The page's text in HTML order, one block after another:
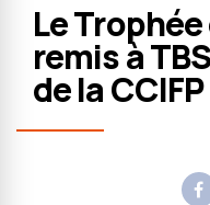
Le
remis à
de la CCIFP